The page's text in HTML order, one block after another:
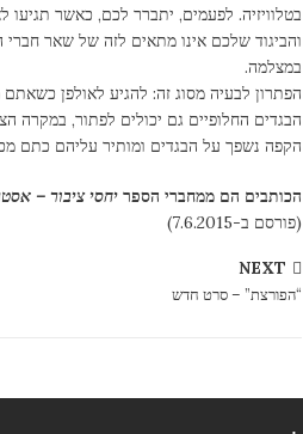
בטלוויזיה. לפעמים, יתברר לכם, כאשר תגיעו
והביגוד שלכם אינו מתאים לזה של שאר חברי
במצלמה.
הפתרון לבעיה מסוג זה: להגיע לאולפן
הבגדים החלופיים גם יכולים לפתור, במקרה
הקפה נשפך על הבגדים ומותיר עליהם כתם
הכותבים הם ממחברי הספר יחסי ציבור –
(פורסם ב-7.6.2015)
NEXT
“הפורצת” – סרט חדש